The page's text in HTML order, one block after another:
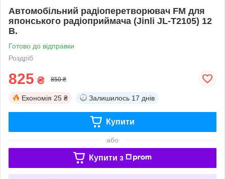
Автомобільний радіоперетворювач FM для
японського радіоприймача (Jinli JL-T2105) 12
В.
Готово до відправки
Роздріб
825 ₴ 850 ₴
Економія 25 ₴ Залишилось 17 днів
Купити
або
Купити з